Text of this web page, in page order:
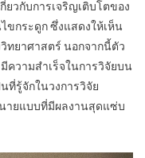
ยวกับการเจริญเติบโตของ
ขกระดูก ซึ่งแสดงให้เห็น
ทยาศาสตร์ นอกจากนี้ตัว
ความสำเร็จในการวิจัยบน
ที่รู้จักในวงการวิจัย
ายแบบที่มีผลงานสุดแซ่บ